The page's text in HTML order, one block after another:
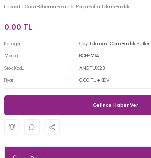
Leonarte Casa Bohemia Florale 61 Parça Sofra Takımı Bardak
0,00 TL
Kategori Çay Takımları,Cam Bardak Setleri
Marka
BOHEMİA
Stok Kodu
ANQTUX23
Fiyat
0,00 TL + KDV
Gelince Haber Ver